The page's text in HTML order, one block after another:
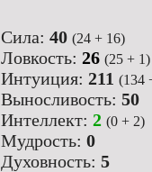
Сила: 40 (24 + 16)
Ловкость: 26 (25 + 1)
Интуиция: 211 (134
Выносливость: 50
Интеллект: 2 (0 + 2)
Мудрость: 0
Духовность: 5